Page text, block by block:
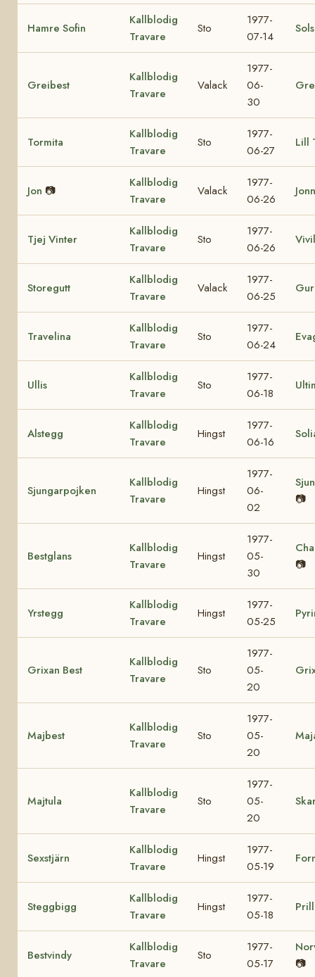
Hamre Sofin
Kallblodig
Travare
Sto
1977-
07-14
Greibest
Kallblodig
Travare
Valack
1977-
06-
30
Tormita
Kallblodig
Travare
Sto
1977-
06-27
Lill
Jon 📷
Kallblodig
Travare
Valack
1977-
06-26
Tjej Vinter
Kallblodig
Travare
Sto
1977-
06-26
Storegutt
Kallblodig
Travare
Valack
1977-
06-25
Travelina
Kallblodig
Travare
Sto
1977-
06-24
Ullis
Kallblodig
Travare
Sto
1977-
06-18
Alstegg
Kallblodig
Travare
Hingst
1977-
06-16
Sjungarpojken
Kallblodig
Travare
Hingst
1977-
06-
02
📷
Bestglans
Kallblodig
Travare
Hingst
1977-
05-
30
📷
Yrstegg
Kallblodig
Travare
Hingst
1977-
05-25
Grixan Best
Kallblodig
Travare
Sto
1977-
05-
20
Majbest
Kallblodig
Travare
Sto
1977-
05-
20
Majtula
Kallblodig
Travare
Sto
1977-
05-
20
Sexstjärn
Kallblodig
Travare
Hingst
1977-
05-19
Steggbigg
Kallblodig
Travare
Hingst
1977-
05-18
Bestvindy
Kallblodig
Travare
Sto
1977-
05-17
📷